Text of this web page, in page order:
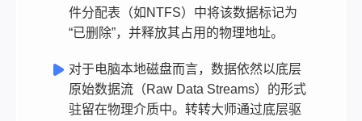
件分配表（如NTFS）中将该数据标记为
“已删除”，并释放其占用的物理地址。
对于电脑本地磁盘而言，数据依然以底层
原始数据流（Raw Data Streams）的形式
驻留在物理介质中。转转大师通过底层驱